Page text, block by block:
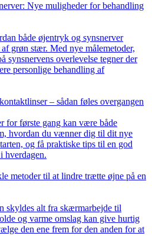
Nye muligheder for behandling
både øjentryk og synsnerver
grøn stær. Med nye målemetoder,
synsnervens overlevelse tegner der
personlige behandling af
– sådan føles overgangen
for første gang kan være både
hvordan du vænner dig til dit nye
og få praktiske tips til en god
hverdagen.
metoder til at lindre trætte øjne på en
skyldes alt fra skærmarbejde til
og varme omslag kan give hurtig
den ene frem for den anden for at